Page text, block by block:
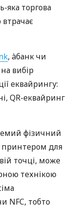
яка торгова
, àбанк чи
вибір
еквайрингу:
QR-еквайринг
фізичний
принтером для
точці, може
технікою
NFC, тобто